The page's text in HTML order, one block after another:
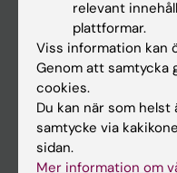
Kalender
Student
Ladok
Canvas
relevant
plattformar.
Viss information kan
Genom att samtycka
cookies.
Du kan när som
samtycke via
sidan.
Mer information om